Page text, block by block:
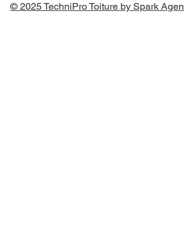
© 2025 TechniPro Toiture by Spark